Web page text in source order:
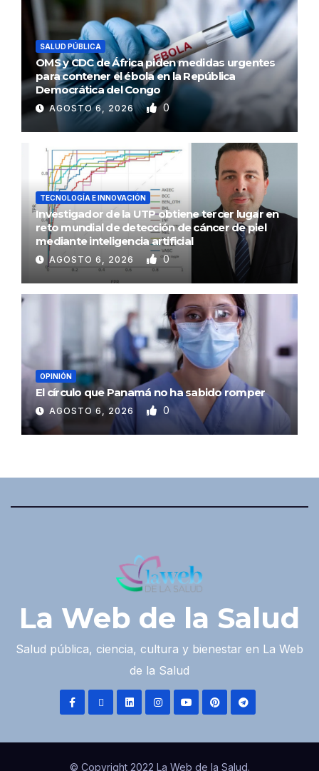
SALUD PÚBLICA
OMS y CDC de África piden medidas urgentes
para contener el ébola en la República
Democrática del Congo
AGOSTO 6, 2026 0
TECNOLOGÍA E INNOVACIÓN
Investigador de la UTP obtiene tercer lugar en
reto mundial de detección de cáncer de piel
mediante inteligencia artificial
AGOSTO 6, 2026 0
OPINIÓN
El círculo que Panamá no ha sabido romper
AGOSTO 6, 2026 0
La Web de la Salud
Salud pública, ciencia, cultura y bienestar en La Web
de la Salud
© Copyright 2022 La Web de la Salud.